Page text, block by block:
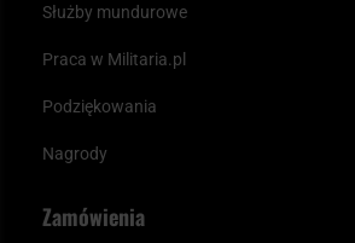
Służby mundurowe
Praca w Militaria.pl
Podziękowania
Nagrody
Zamówienia